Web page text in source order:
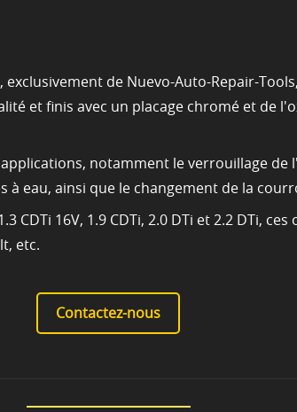
de Nuevo-Auto-Repair-
et finis avec un placage chromé et de
notamment le verrouillage de
eau, ainsi que le changement de la
CDTi 16V, 1.9 CDTi, 2.0 DTi et 2.2 DTi,
etc.
Contactez-nous